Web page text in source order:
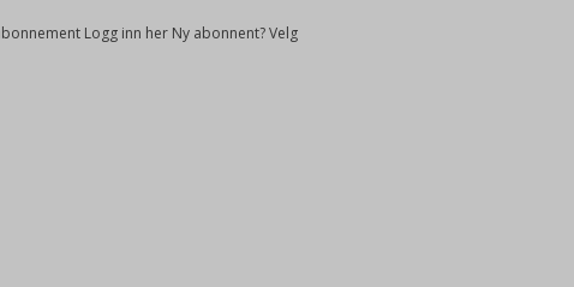
Logg inn her Ny abonnent? Velg